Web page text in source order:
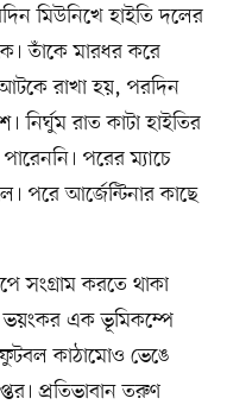
মিউনিখে হাইতি দলের
তাঁকে মারধর করে
রাখা হয়, পরদিন
নির্ঘুম রাত কাটা হাইতির
পরের ম্যাচে
পরে আর্জেন্টিনার কাছে
সংগ্রাম করতে থাকা
ভয়ংকর এক ভূমিকম্পে
কাঠামোও ভেঙে
প্রতিভাবান তরুণ